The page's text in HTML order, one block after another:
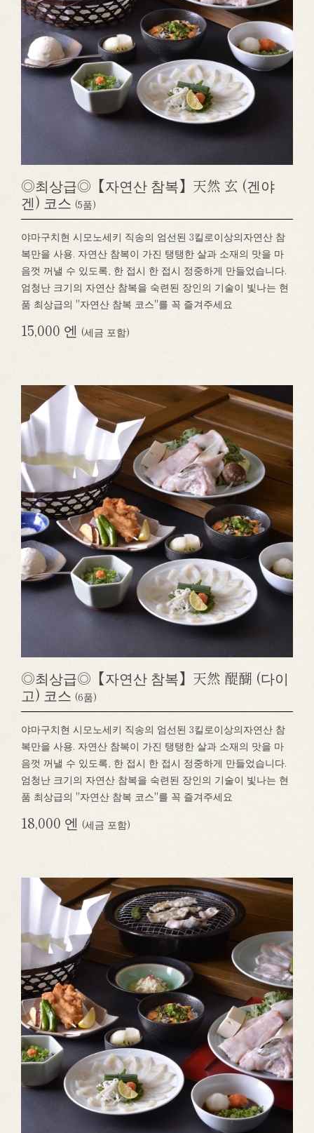
◎최상급◎【자연산 참복】天然 玄 (겐야
겐) 코스 (5품)
야마구치현 시모노세키 직송의 엄선된 3킬로이상의자연산 참
복만을 사용. 자연산 참복이 가진 탱탱한 살과 소재의 맛을 마
음껏 꺼낼 수 있도록, 한 접시 한 접시 정중하게 만들었습니다.
엄청난 크기의 자연산 참복을 숙련된 장인의 기술이 빛나는 현
품 최상급의 "자연산 참복 코스"를 꼭 즐겨주세요
15,000 엔 (세금 포함)
◎최상급◎【자연산 참복】天然 醍醐 (다이
고) 코스 (6품)
야마구치현 시모노세키 직송의 엄선된 3킬로이상의자연산 참
복만을 사용. 자연산 참복이 가진 탱탱한 살과 소재의 맛을 마
음껏 꺼낼 수 있도록, 한 접시 한 접시 정중하게 만들었습니다.
엄청난 크기의 자연산 참복을 숙련된 장인의 기술이 빛나는 현
품 최상급의 "자연산 참복 코스"를 꼭 즐겨주세요
18,000 엔 (세금 포함)